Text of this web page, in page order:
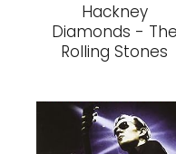
Hackney
Diamonds - The
Rolling Stones